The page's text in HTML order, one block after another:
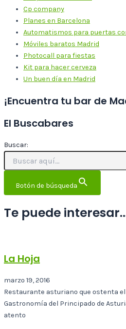
Cp company
Planes en Barcelona
Automatismos para puertas
Móviles baratos Madrid
Photocall para fiestas
Kit para hacer cerveza
Un buen día en Madrid
¡Encuentra tu bar de
El Buscabares
Buscar:
Botón de búsqueda
Te puede
La Hoja
marzo 19, 2016
Restaurante asturiano que ostenta
Gastronomía del Principado de
atento